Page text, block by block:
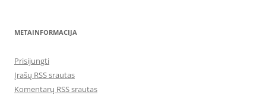
METAINFORMACIJA
Prisijungti
Įrašų RSS srautas
Komentarų RSS srautas